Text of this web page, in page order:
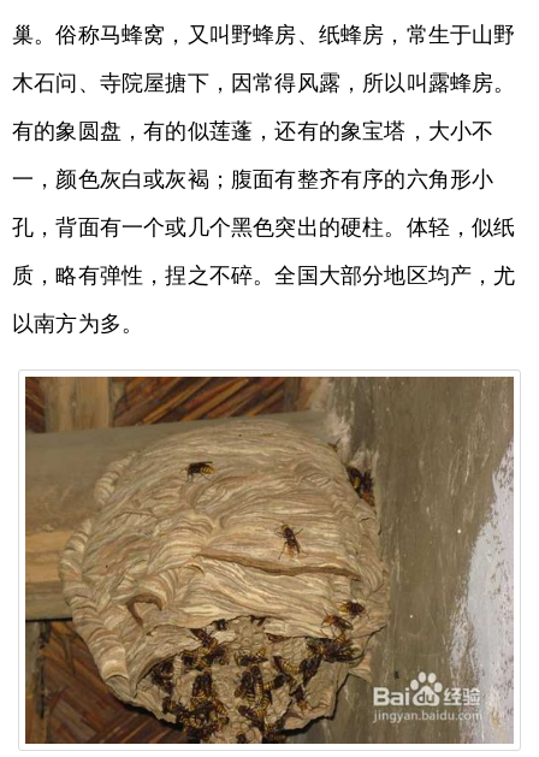
巢。俗称马蜂窝，又叫野蜂房、纸蜂房，常生于山野
木石问、寺院屋搪下，因常得风露，所以叫露蜂房。
有的象圆盘，有的似莲蓬，还有的象宝塔，大小不
一，颜色灰白或灰褐；腹面有整齐有序的六角形小
孔，背面有一个或几个黑色突出的硬柱。体轻，似纸
质，略有弹性，捏之不碎。全国大部分地区均产，尤
以南方为多。